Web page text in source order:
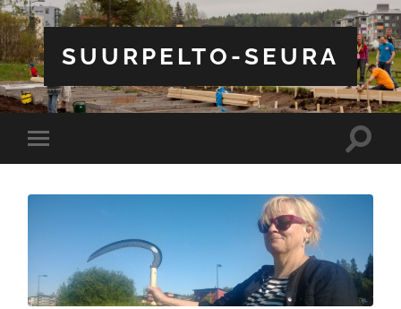
SUURPELTO-SEURA
Toggle
mobile
Toggle